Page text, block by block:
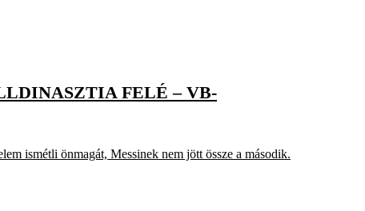
FELÉ – VB-
ismétli önmagát, Messinek nem jött össze a második.